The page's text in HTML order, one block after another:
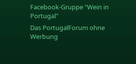
Facebook-Gruppe "Wein in
Portugal"
Das PortugalForum ohne
Werbung